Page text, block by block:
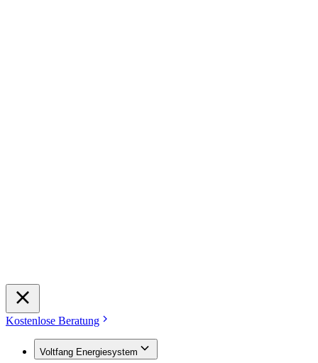
Kostenlose Beratung
Voltfang Energiesystem